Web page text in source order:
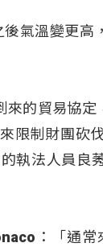
氣溫變更高
的貿易協
限制財團砍
執法人員良
：「通